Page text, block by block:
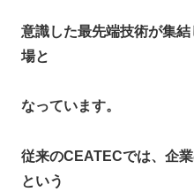
意識した最先端技術が集
場と
なっています。​
従来のCEATECでは、企
という